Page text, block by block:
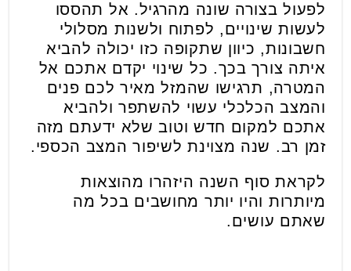
לפעול בצורה שונה מהרגיל. אל תהססו
לעשות שינויים, לפתוח ולשנות מסלולי
חשבונות, כיוון שתקופה כזו יכולה להביא
איתה צורך בכך. כל שינוי יקדם אתכם אל
המטרה, תרגישו שהמזל מאיר לכם פנים
והמצב הכלכלי עשוי להשתפר ולהביא
אתכם למקום חדש וטוב שלא ידעתם מזה
זמן רב. שנה מצוינת לשיפור המצב הכספי.
לקראת סוף השנה היזהרו מהוצאות
מיותרות והיו יותר מחושבים בכל מה
שאתם עושים.